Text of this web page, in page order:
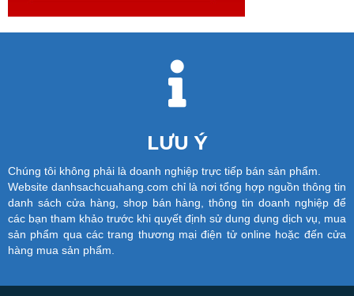
LƯU Ý
Chúng tôi không phải là doanh nghiệp trực tiếp bán sản phẩm.
Website danhsachcuahang.com chỉ là nơi tổng hợp nguồn thông tin
danh sách cửa hàng, shop bán hàng, thông tin doanh nghiệp để
các bạn tham khảo trước khi quyết định sử dung dụng dịch vụ, mua
sản phẩm qua các trang thương mại điện tử online hoặc đến cửa
hàng mua sản phẩm.